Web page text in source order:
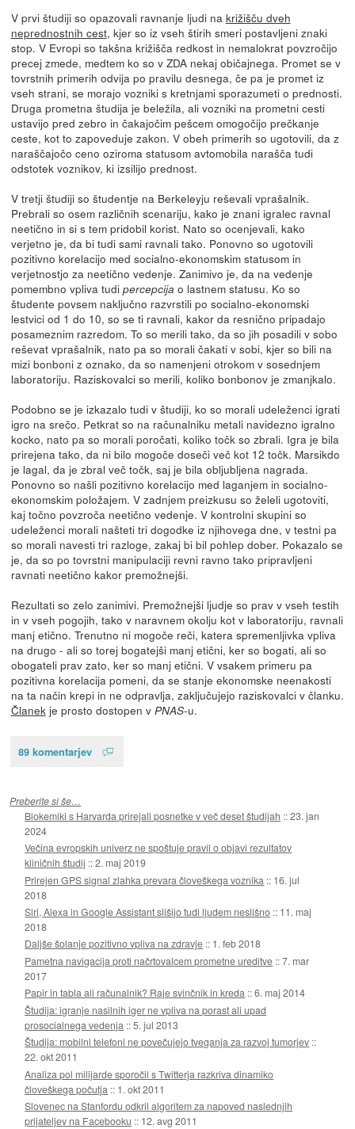
V prvi študiji so opazovali ravnanje ljudi na križišču dveh
neprednostnih cest, kjer so iz vseh štirih smeri postavljeni znaki
stop. V Evropi so takšna križišča redkost in nemalokrat povzročijo
precej zmede, medtem ko so v ZDA nekaj običajnega. Promet se v
tovrstnih primerih odvija po pravilu desnega, če pa je promet iz
vseh strani, se morajo vozniki s kretnjami sporazumeti o prednosti.
Druga prometna študija je beležila, ali vozniki na prometni cesti
ustavijo pred zebro in čakajočim pešcem omogočijo prečkanje
ceste, kot to zapoveduje zakon. V obeh primerih so ugotovili, da z
naraščajočo ceno oziroma statusom avtomobila narašča tudi
odstotek voznikov, ki izsilijo prednost.
V tretji študiji so študentje na Berkeleyju reševali vprašalnik.
Prebrali so osem različnih scenariju, kako je znani igralec ravnal
neetično in si s tem pridobil korist. Nato so ocenjevali, kako
verjetno je, da bi tudi sami ravnali tako. Ponovno so ugotovili
pozitivno korelacijo med socialno-ekonomskim statusom in
verjetnostjo za neetično vedenje. Zanimivo je, da na vedenje
pomembno vpliva tudi percepcija o lastnem statusu. Ko so
študente povsem naključno razvrstili po socialno-ekonomski
lestvici od 1 do 10, so se ti ravnali, kakor da resnično pripadajo
posameznim razredom. To so merili tako, da so jih posadili v sobo
reševat vprašalnik, nato pa so morali čakati v sobi, kjer so bili na
mizi bonboni z oznako, da so namenjeni otrokom v sosednjem
laboratoriju. Raziskovalci so merili, koliko bonbonov je zmanjkalo.
Podobno se je izkazalo tudi v študiji, ko so morali udeleženci igrati
igro na srečo. Petkrat so na računalniku metali navidezno igralno
kocko, nato pa so morali poročati, koliko točk so zbrali. Igra je bila
prirejena tako, da ni bilo mogoče doseči več kot 12 točk. Marsikdo
je lagal, da je zbral več točk, saj je bila obljubljena nagrada.
Ponovno so našli pozitivno korelacijo med laganjem in socialno-
ekonomskim položajem. V zadnjem preizkusu so želeli ugotoviti,
kaj točno povzroča neetično vedenje. V kontrolni skupini so
udeleženci morali našteti tri dogodke iz njihovega dne, v testni pa
so morali navesti tri razloge, zakaj bi bil pohlep dober. Pokazalo se
je, da so po tovrstni manipulaciji revni ravno tako pripravljeni
ravnati neetično kakor premožnejši.
Rezultati so zelo zanimivi. Premožnejši ljudje so prav v vseh testih
in v vseh pogojih, tako v naravnem okolju kot v laboratoriju, ravnali
manj etično. Trenutno ni mogoče reči, katera spremenljivka vpliva
na drugo - ali so torej bogatejši manj etični, ker so bogati, ali so
obogateli prav zato, ker so manj etični. V vsakem primeru pa
pozitivna korelacija pomeni, da se stanje ekonomske neenakosti
na ta način krepi in ne odpravlja, zaključujejo raziskovalci v članku.
Članekje prosto dostopen v PNAS-u.
89 komentarjev
Preberite si še…
Biokemiki s Harvarda prirejali posnetke v več deset študijah ::23. jan
2024
Večina evropskih univerz ne spoštuje pravil o objavi rezultatov
kliničnih študij ::2. maj 2019
Prirejen GPS signal zlahka prevara človeškega voznika :: 16. jul
2018
Siri, Alexa in Google Assistant slišijo tudi ljudem neslišno :: 11. maj
2018
Daljše šolanje pozitivno vpliva na zdravje :: 1. feb 2018
Pametna navigacija proti načrtovalcem prometne ureditve ::7. mar
2017
Papir in tabla ali računalnik? Raje svinčnik in kreda ::6. maj 2014
Študija: igranje nasilnih iger ne vpliva na porast ali upad
prosocialnega vedenja ::5. jul 2013
Študija: mobilni telefoni ne povečujejo tveganja za razvoj tumorjev ::
22. okt 2011
Analiza pol milijarde sporočil s Twitterja razkriva dinamiko
človeškega počutja :: 1. okt 2011
Slovenec na Stanfordu odkril algoritem za napoved naslednjih
prijateljev na Facebooku :: 12. avg 2011